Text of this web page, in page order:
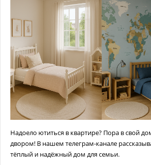
Надоело ютиться в квартире? Пора в свой
двором! В нашем телеграм-канале
тёплый и надёжный дом для семьи.